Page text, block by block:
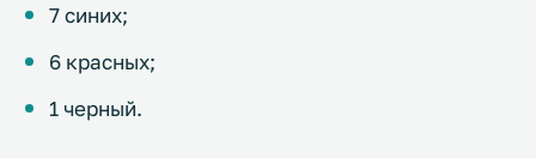
7 синих;
6 красных;
1 черный.